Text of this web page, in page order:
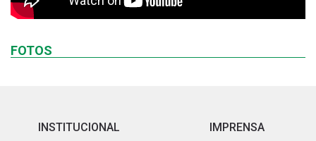
FOTOS
INSTITUCIONAL IMPRENSA